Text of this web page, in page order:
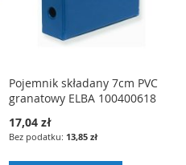
Pojemnik składany 7cm PVC
granatowy ELBA 100400618
17,04 zł
13,85 zł